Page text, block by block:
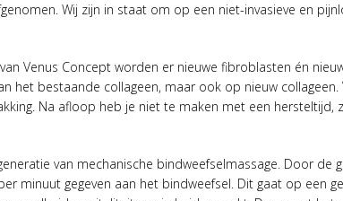
Wij zijn in staat om op een niet-invasieve en
Venus Concept worden er nieuwe fibroblasten én
het bestaande collageen, maar ook op nieuw
Na afloop heb je niet te maken met een
van mechanische bindweefselmassage. Door
minuut gegeven aan het bindweefsel. Dit gaat op een